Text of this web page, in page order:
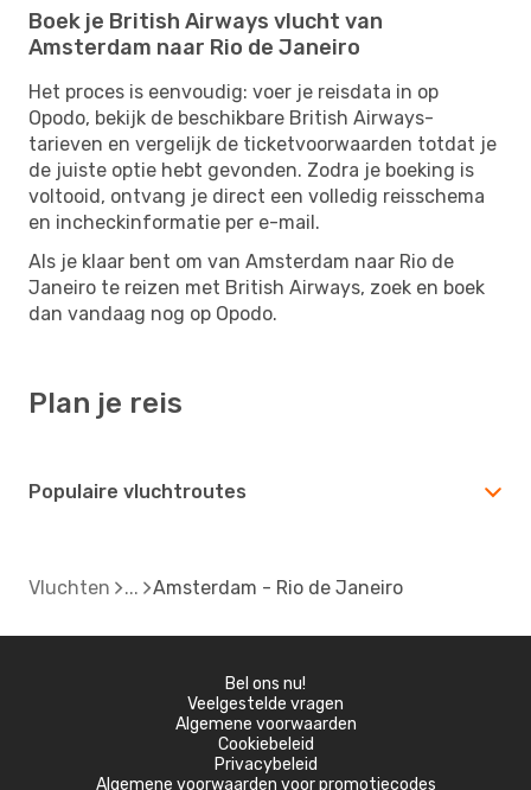
Boek je British Airways vlucht van
Amsterdam naar Rio de Janeiro
Het proces is eenvoudig: voer je reisdata in op
Opodo, bekijk de beschikbare British Airways-
tarieven en vergelijk de ticketvoorwaarden totdat je
de juiste optie hebt gevonden. Zodra je boeking is
voltooid, ontvang je direct een volledig reisschema
en incheckinformatie per e-mail.
Als je klaar bent om van Amsterdam naar Rio de
Janeiro te reizen met British Airways, zoek en boek
dan vandaag nog op Opodo.
Plan je reis
Populaire vluchtroutes
Vluchten Amsterdam - Rio de Janeiro
Bel ons nu!
Veelgestelde vragen
Algemene voorwaarden
Cookiebeleid
Privacybeleid
Algemene voorwaarden voor promotiecodes